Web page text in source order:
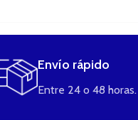
Envío rápido
Entre 24 o 48 horas.